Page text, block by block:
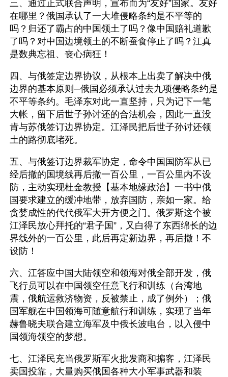
三、通过正式联合声明，宣布而为“友好”国家。友好
在哪里？俄国承认了一大堆侵略条约是不平等的
吗？归还了霸占的中国领土了吗？像中国赔礼道歉
了吗？对中国边境领土的不断蚕食停止了吗？江真
是数典忘祖、丧心病狂！
四、与俄签定边界协议，从根本上出卖了解决中俄
边界的基本原则─俄国必须承认过去九项侵略条约是
不平等条约。毛泽东对此一直坚持，只为记下一笔
大帐，留下后世子孙讨还的合法机会，因此一直没
肯与苏俄签订边界协定。江泽民把后世子孙讨还领
土的路彻底堵死。
五、与俄签订边界裁军协定，命令中国国防军从已
经后撤的国境线再后撤一百公里，一百公里内不设
防，主动实现杜金教授【基本地缘政治】一书中俄
国要求建立的缓冲地带，放弃国防，亲如一家。给
贪婪成性的代代俄军大开方便之门。俄罗斯这个被
江泽民放心拜托的“君子国”，又白得了东西绵长的边
界线外的一百公里，此后再定新边界，再后撤！不
设防！
六、江答应中国大陆领空和领海对俄全部开发，俄
飞行员可以在中国领空任意飞行和训练（台湾地
震，俄航运救济物资，反被禁止，成了例外）；俄
国军舰在中国领海可随意航行和训练，实现了当年
赫鲁晓夫联合建立海军及中俄长波电台，以入侵中
国领海领空的梦想。
七、江泽民充当俄罗斯军火批发商和掮客，江泽民
卖国投靠，大量购买俄国各种大小军事武器和装